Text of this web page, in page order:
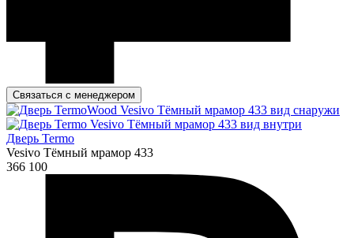
Связаться с менеджером
Дверь Termo
Vesivo Тёмный мрамор 433
366 100